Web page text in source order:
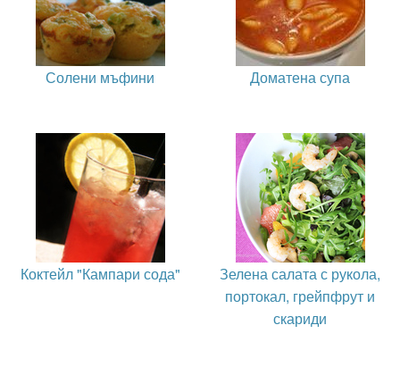
Солени мъфини Доматена супа
Коктейл "Кампари сода"
Зелена салата с рукола,
портокал, грейпфрут и
скариди